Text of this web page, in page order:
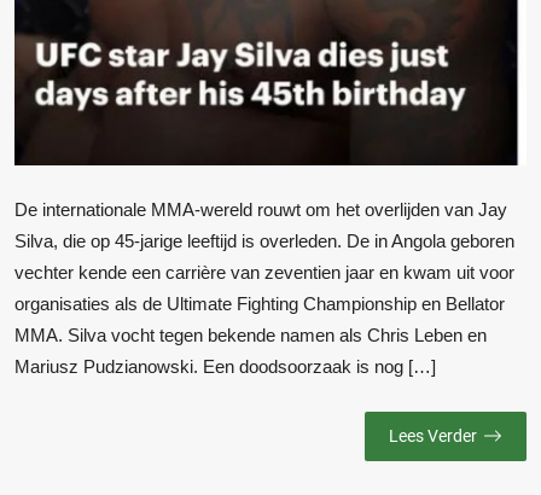
De internationale MMA-wereld rouwt om het overlijden van Jay
Silva, die op 45-jarige leeftijd is overleden. De in Angola geboren
vechter kende een carrière van zeventien jaar en kwam uit voor
organisaties als de Ultimate Fighting Championship en Bellator
MMA. Silva vocht tegen bekende namen als Chris Leben en
Mariusz Pudzianowski. Een doodsoorzaak is nog […]
Lees Verder